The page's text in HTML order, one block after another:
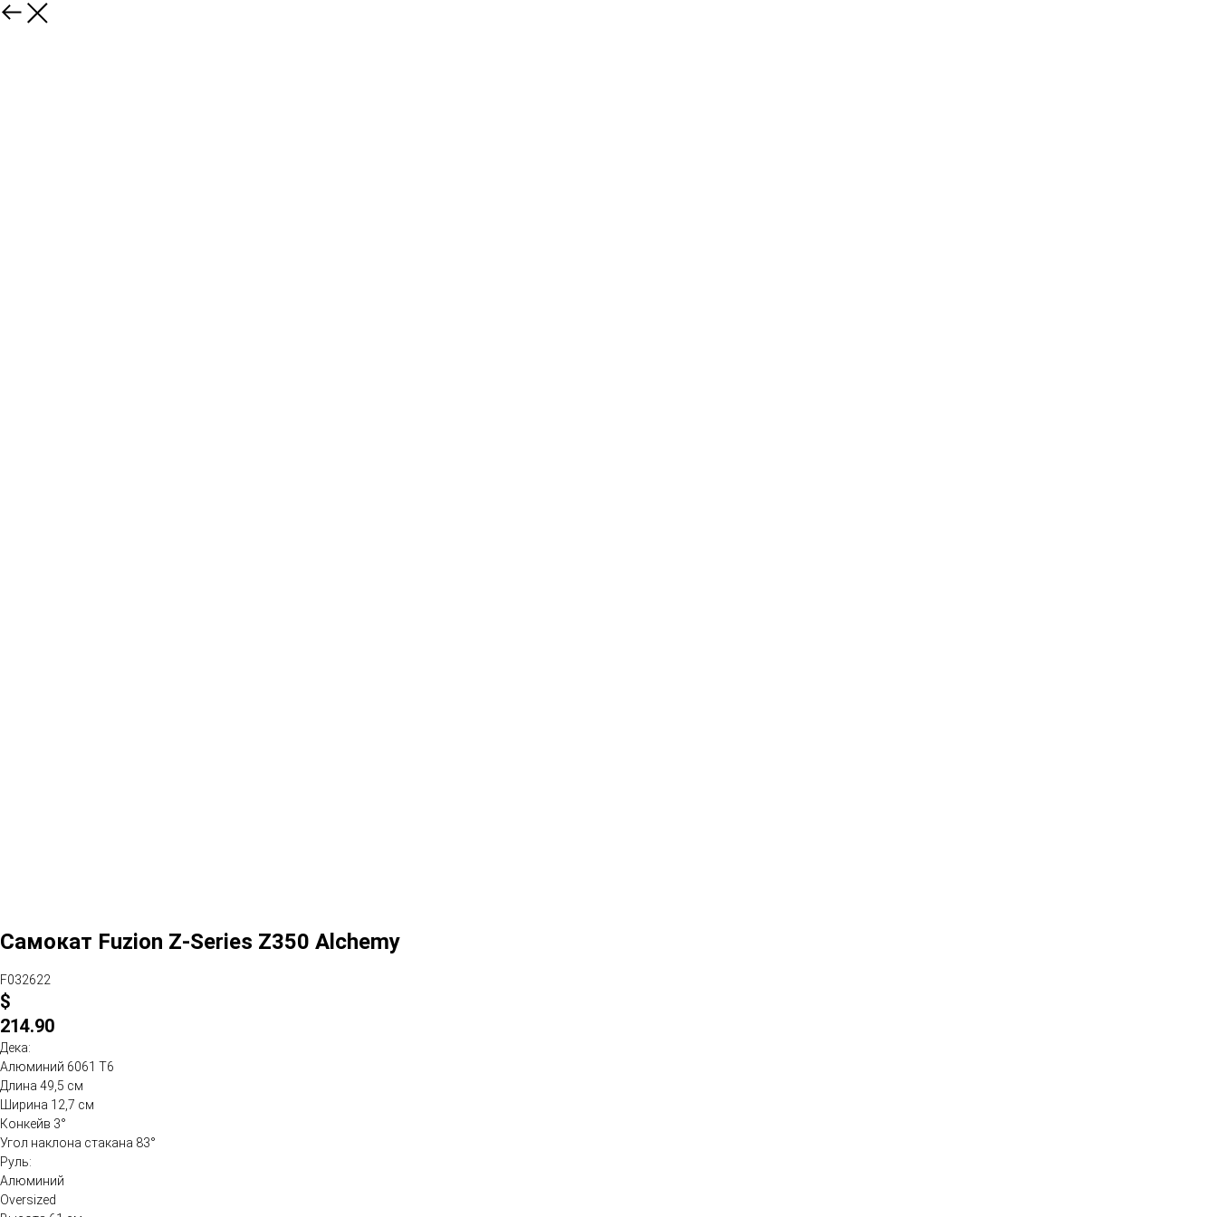
Самокат Fuzion Z-Series Z350 Alchemy
F032622
$
214.90
Дека:
Алюминий 6061 Т6
Длина 49,5 см
Ширина 12,7 см
Конкейв 3°
Угол наклона стакана 83°
Руль:
Алюминий
Oversized